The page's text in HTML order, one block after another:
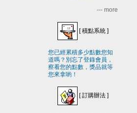
--- more
[積點系統 ]
您已經累積多少點數您知
道嗎？別忘了登錄會員，
察看您的點數，獎品就等
您來拿喲！
[訂購辦法 ]